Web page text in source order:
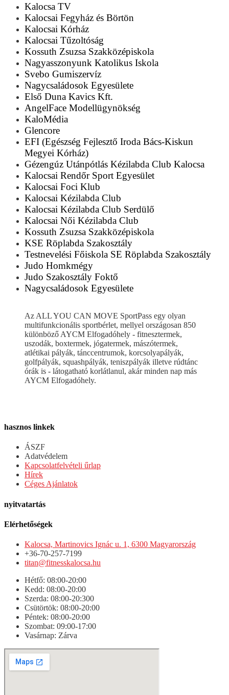
Kalocsa TV
Kalocsai Fegyház és Börtön
Kalocsai Kórház
Kalocsai Tűzoltóság
Kossuth Zsuzsa Szakközépiskola
Nagyasszonyunk Katolikus Iskola
Svebo Gumiszervíz
Nagycsaládosok Egyesülete
Első Duna Kavics Kft.
AngelFace Modellügynökség
KaloMédia
Glencore
EFI (Egészség Fejlesztő Iroda Bács-Kiskun
Megyei Kórház)
Gézengúz Utánpótlás Kézilabda Club Kalocsa
Kalocsai Rendőr Sport Egyesület
Kalocsai Foci Klub
Kalocsai Kézilabda Club
Kalocsai Kézilabda Club Serdülő
Kalocsai Női Kézilabda Club
Kossuth Zsuzsa Szakközépiskola
KSE Röplabda Szakosztály
Testnevelési Főiskola SE Röplabda Szakosztály
Judo Homkmégy
Judo Szakosztály Foktő
Nagycsaládosok Egyesülete
Az ALL YOU CAN MOVE SportPass egy olyan
multifunkcionális sportbérlet, mellyel országosan 850
különböző AYCM Elfogadóhely - fitnesztermek,
uszodák, boxtermek, jógatermek, mászótermek,
atlétikai pályák, tánccentrumok, korcsolyapályák,
golfpályák, squashpályák, teniszpályák illetve rúdtánc
órák is - látogatható korlátlanul, akár minden nap más
AYCM Elfogadóhely.
hasznos linkek
ÁSZF
Adatvédelem
Kapcsolatfelvételi űrlap
Hírek
Céges Ajánlatok
nyitvatartás
Elérhetőségek
Kalocsa, Martinovics Ignác u. 1, 6300 Magyarország
+36-70-257-7199
titan@fitnesskalocsa.hu
Hétfő: 08:00-20:00
Kedd: 08:00-20:00
Szerda: 08:00-20:300
Csütörtök: 08:00-20:00
Péntek: 08:00-20:00
Szombat: 09:00-17:00
Vasárnap: Zárva